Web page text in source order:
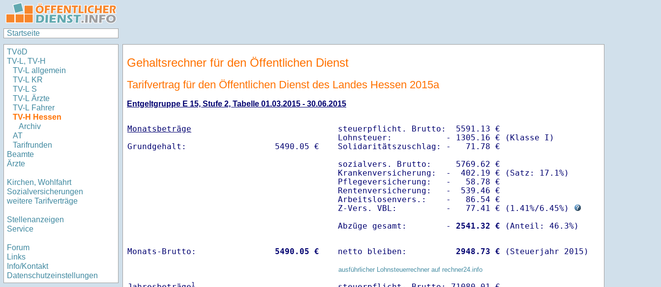
Startseite
TVöD
TV-L, TV-H
TV-L allgemein
TV-L KR
TV-L S
TV-L Ärzte
TV-L Fahrer
TV-H Hessen
Archiv
AT
Tarifrunden
Beamte
Ärzte
Kirchen, Wohlfahrt
Sozialversicherungen
weitere Tarifverträge
Stellenanzeigen
Service
Forum
Links
Info/Kontakt
Datenschutzeinstellungen
Gehaltsrechner für den Öffentlichen Dienst
Tarifvertrag für den Öffentlichen Dienst des Landes Hessen 2015a
Entgeltgruppe E 15, Stufe 2, Tabelle 01.03.2015 - 30.06.2015
Monatsbeträge
steuerpflicht. Brutto:  5591.13 €
Lohnsteuer:           - 1305.16 € (Klasse I)
Solidaritätszuschlag: -   71.78 €
sozialvers. Brutto:     5769.62 €
Krankenversicherung:  -  402.19 € (Satz: 17.1%)
Pflegeversicherung:   -   58.78 €
Rentenversicherung:   -  539.46 €
Arbeitslosenvers.:    -   86.54 €
Z-Vers. VBL:          -   77.41 € ( 1.41%/6.45%)
Abzüge gesamt:        -
2541.32 €
Monats-Brutto: 5490.05 € netto bleiben: 2948.73 € (Steuerjahr 2015)
ausführlicher Lohnsteuerrechner auf rechner24.info
1